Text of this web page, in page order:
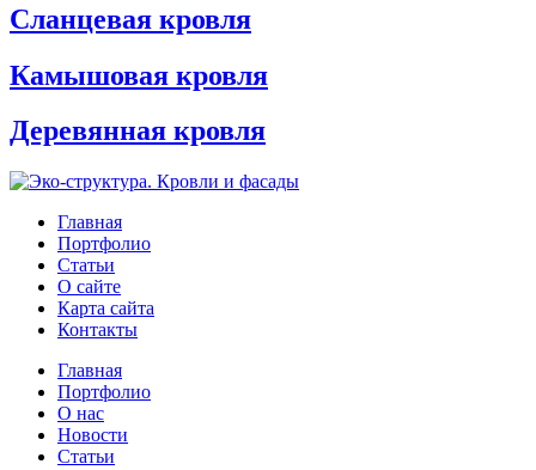
Сланцевая кровля
Камышовая кровля
Деревянная кровля
Главная
Портфолио
Статьи
О сайте
Карта сайта
Контакты
Главная
Портфолио
О нас
Новости
Статьи